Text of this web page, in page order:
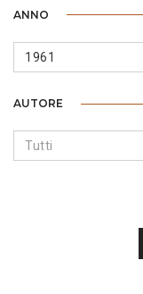
ANNO
1961
AUTORE
Tutti